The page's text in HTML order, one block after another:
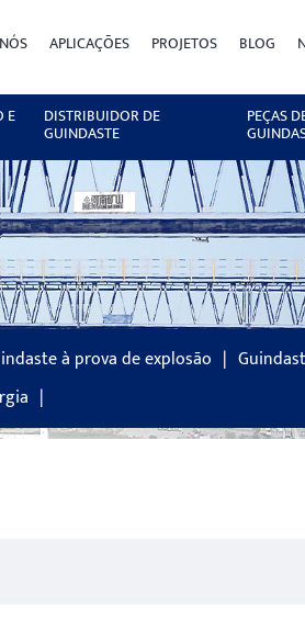
APLICAÇÕES PROJETOS BLOG
E DISTRIBUIDOR DE
GUINDASTE
PEÇAS
à prova de explosão